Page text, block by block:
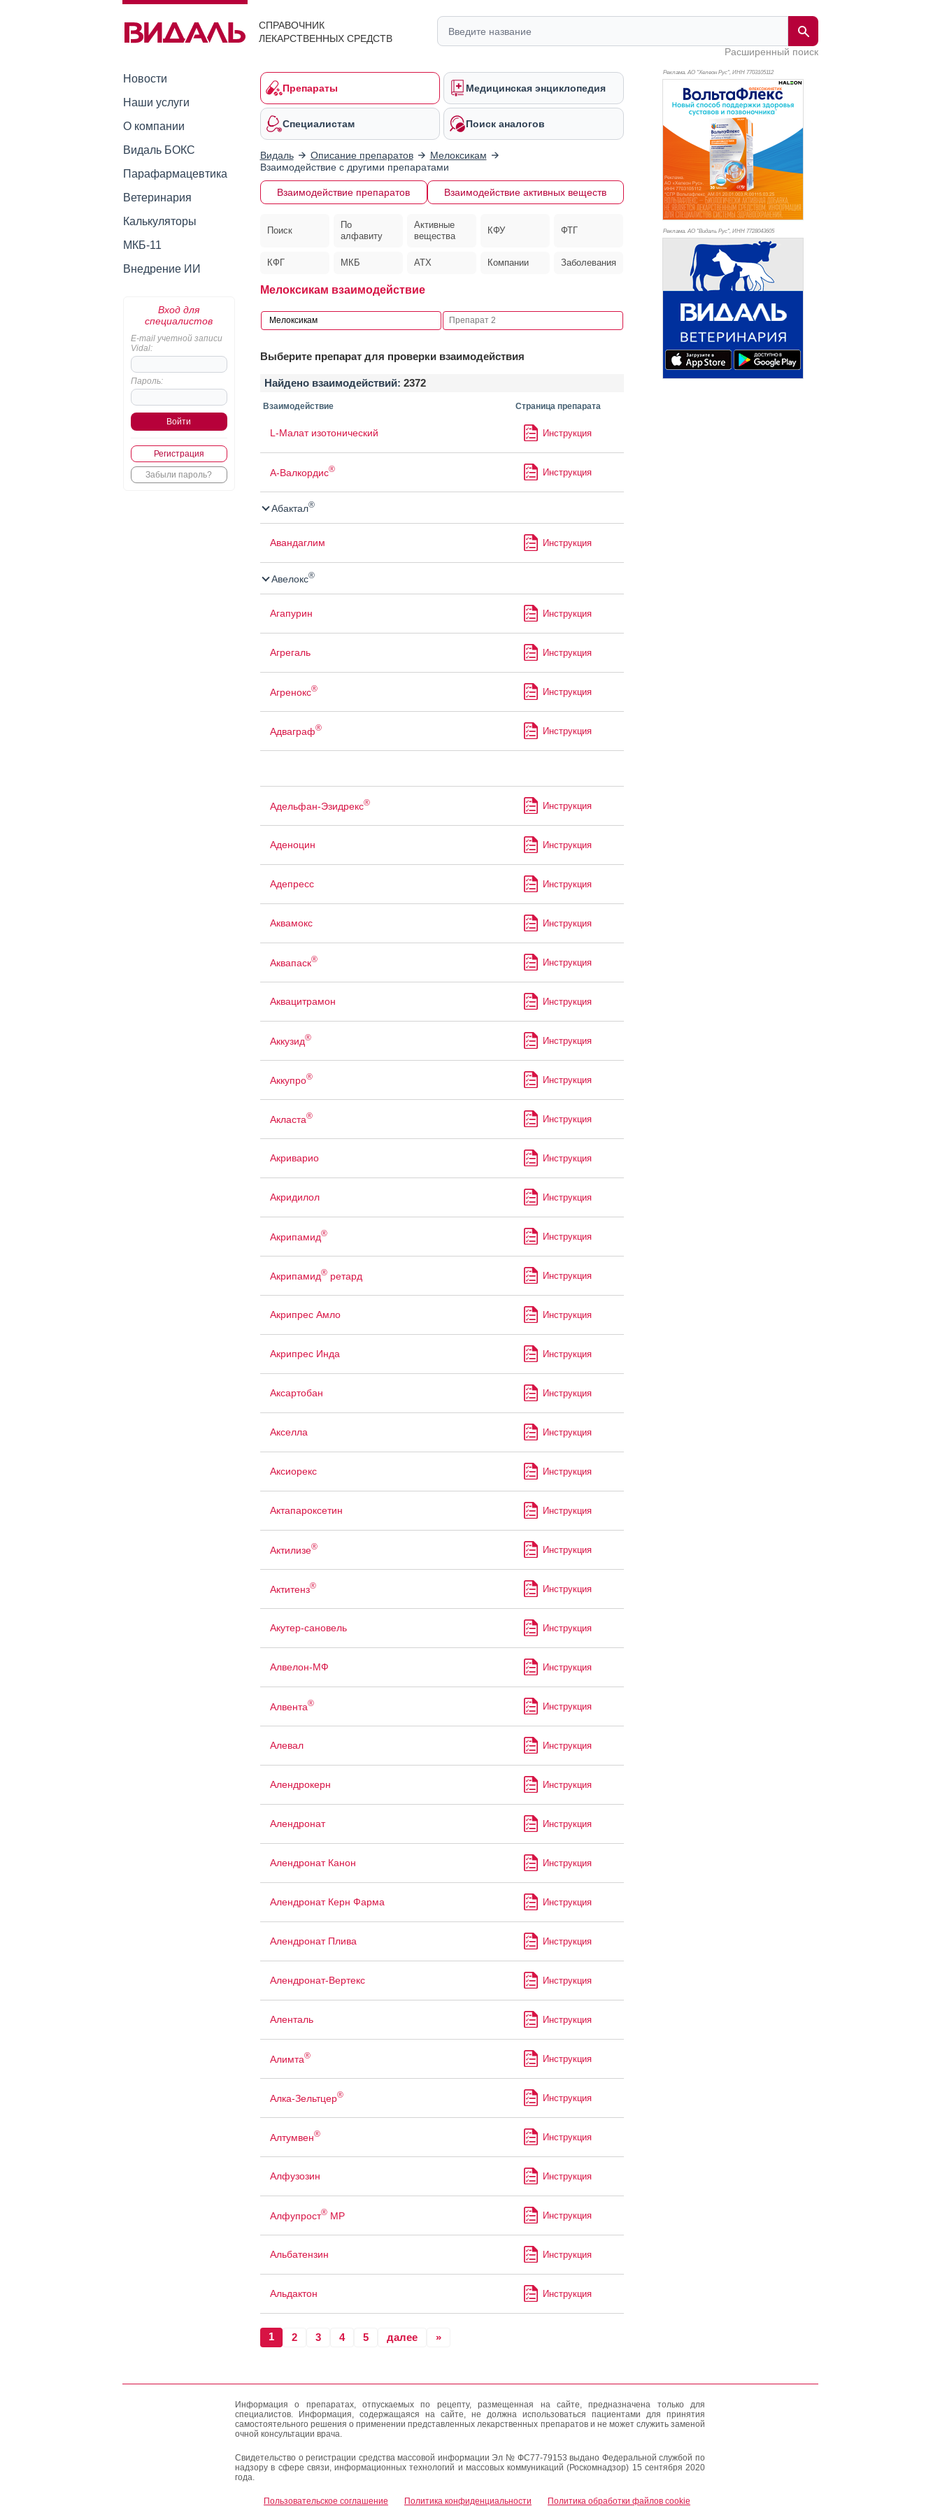
СПРАВОЧНИК
ЛЕКАРСТВЕННЫХ СРЕДСТВ
Расширенный поиск
Новости
Наши услуги
О компании
Видаль БОКС
Парафармацевтика
Ветеринария
Калькуляторы
МКБ-11
Внедрение ИИ
Вход для
специалистов
E-mail учетной записи
Vidal:
Пароль:
Регистрация
Забыли пароль?
Препараты Медицинская энциклопедия
Специалистам Поиск аналогов
Видаль Описание препаратов
Мелоксикам
Взаимодействие с другими препаратами
Взаимодействие препаратов Взаимодействие активных веществ
Поиск
По
алфавиту
Активные
вещества
КФУ ФТГ
КФГ МКБ АТХ Компании Заболевания
Мелоксикам взаимодействие
Выберите препарат для проверки взаимодействия
Найдено взаимодействий: 2372
Взаимодействие Страница препарата
L-Малат изотонический Инструкция
А-Валкордис® Инструкция
Абактал®
Авандаглим Инструкция
Авелокс®
Агапурин Инструкция
Агрегаль Инструкция
Агренокс® Инструкция
Адваграф® Инструкция
Адельфан-Эзидрекс® Инструкция
Аденоцин Инструкция
Адепресс Инструкция
Аквамокс Инструкция
Аквапаск® Инструкция
Аквацитрамон Инструкция
Аккузид® Инструкция
Аккупро® Инструкция
Акласта® Инструкция
Акриварио Инструкция
Акридилол Инструкция
Акрипамид® Инструкция
Акрипамид®ретард Инструкция
Акрипрес Амло Инструкция
Акрипрес Инда Инструкция
Аксартобан Инструкция
Акселла Инструкция
Аксиорекс Инструкция
Актапароксетин Инструкция
Актилизе® Инструкция
Актитенз® Инструкция
Акутер-сановель Инструкция
Алвелон-МФ Инструкция
Алвента® Инструкция
Алевал Инструкция
Алендрокерн Инструкция
Алендронат Инструкция
Алендронат Канон Инструкция
Алендронат Керн Фарма Инструкция
Алендронат Плива Инструкция
Алендронат-Вертекс Инструкция
Аленталь Инструкция
Алимта® Инструкция
Алка-Зельтцер® Инструкция
Алтумвен® Инструкция
Алфузозин Инструкция
Алфупрост®МР Инструкция
Альбатензин Инструкция
Альдактон Инструкция
1 2 3 4 5 далее »
Реклама. АО "Хелеон Рус", ИНН 7703105112
Реклама. АО "Видаль Рус", ИНН 7728043605
Информация о препаратах, отпускаемых по рецепту, размещенная на сайте, предназначена только для
специалистов. Информация, содержащаяся на сайте, не должна использоваться пациентами для принятия
самостоятельного решения о применении представленных лекарственных препаратов и не может служить заменой
очной консультации врача.
Свидетельство о регистрации средства массовой информации Эл № ФС77-79153 выдано Федеральной службой по
надзору в сфере связи, информационных технологий и массовых коммуникаций (Роскомнадзор) 15 сентября 2020
года.
Пользовательское соглашение Политика конфиденциальности Политика обработки файлов cookie